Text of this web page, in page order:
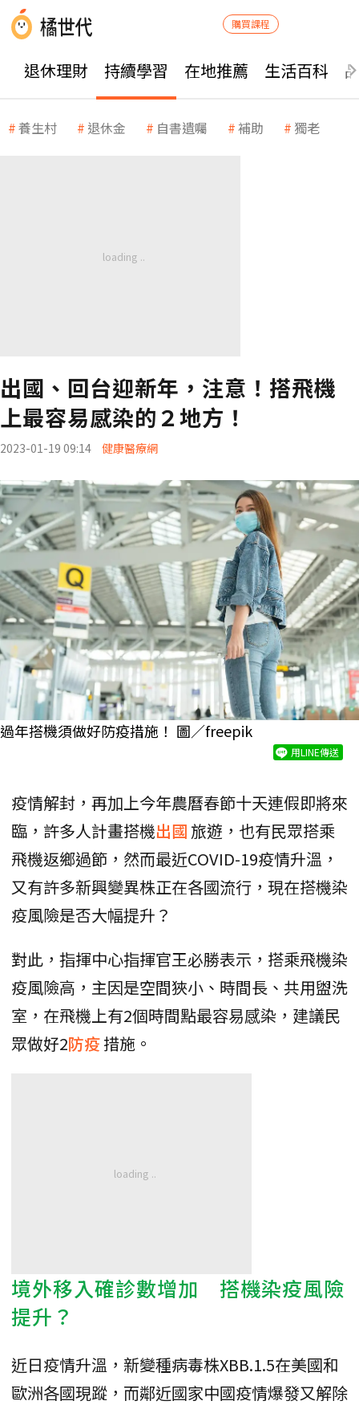
購買課程
退休理財 持續學習 在地推薦 生活百科
養生村 退休金 自書遺囑 補助 獨老
出國、回台迎新年，注意！搭飛機
上最容易感染的２地方！
2023-01-19 09:14 健康醫療網
過年搭機須做好防疫措施！ 圖／freepik
用LINE傳送
疫情解封，再加上今年農曆春節十天連假即將來
臨，許多人計畫搭機出國 旅遊，也有民眾搭乘
飛機返鄉過節，然而最近COVID-19疫情升溫，
又有許多新興變異株正在各國流行，現在搭機染
疫風險是否大幅提升？
對此，指揮中心指揮官王必勝表示，搭乘飛機染
疫風險高，主因是空間狹小、時間長、共用盥洗
室，在飛機上有2個時間點最容易感染，建議民
眾做好2防疫措施。
境外移入確診數增加 搭機染疫風險
提升？
近日疫情升溫，新變種病毒株XBB.1.5在美國和
歐洲各國現蹤，而鄰近國家中國疫情爆發又解除